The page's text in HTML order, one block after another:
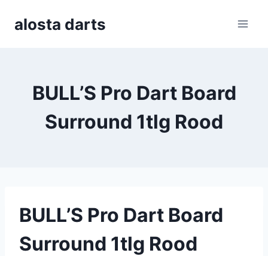
alosta darts
BULL’S Pro Dart Board
Surround 1tlg Rood
BULL’S Pro Dart Board
Surround 1tlg Rood